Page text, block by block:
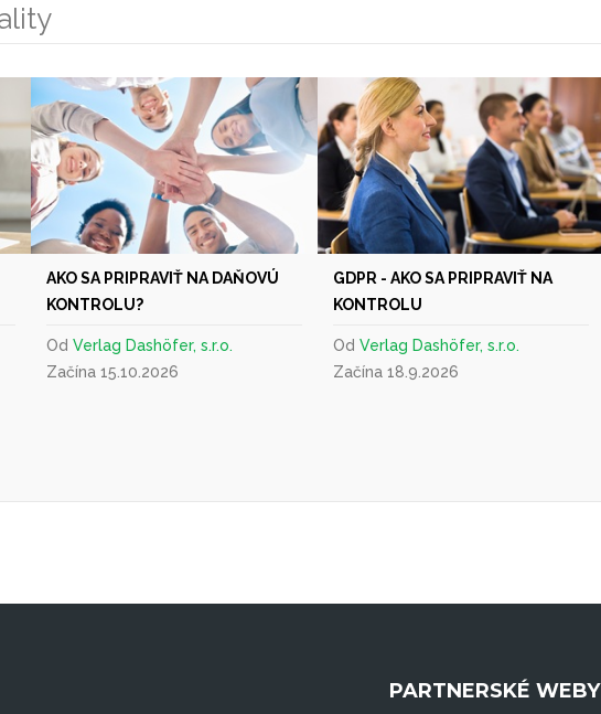
AKO SA PRIPRAVIŤ NA DAŇOVÚ
KONTROLU?
Od Verlag Dashöfer, s.r.o.
Začína 15.10.2026
GDPR - AKO SA PRIPRAVIŤ NA
KONTROLU
Od Verlag Dashöfer, s.r.o.
Začína 18.9.2026
PARTNERSKÉ WEBY